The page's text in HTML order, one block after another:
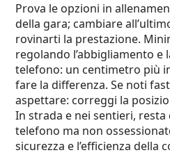
Prova le opzioni in
della gara; cambiare
rovinarti la prestazione.
regolando l’abbigliamento e
telefono: un centimetro più
fare la differenza. Se noti
aspettare: correggi la
In strada e nei sentieri, resta
telefono ma non
sicurezza e l’efficienza della